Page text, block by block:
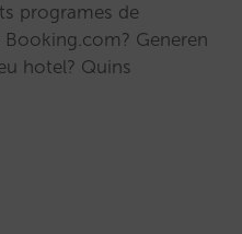
programes de
Generen
hotel? Quins